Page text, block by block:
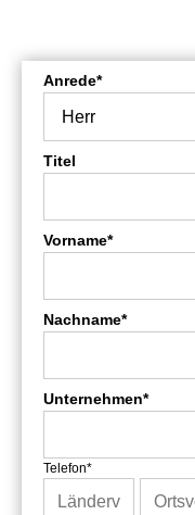
Anrede*
Titel
Vorname*
Nachname*
Unternehmen*
Telefon*